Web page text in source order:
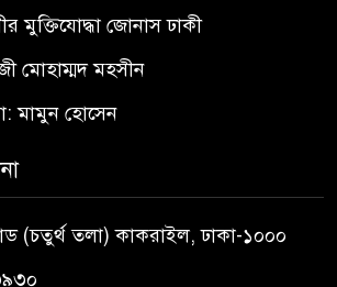
মুক্তিযোদ্ধা জোনাস ঢাকী
মোহাম্মদ মহসীন
মামুন হোসেন
(চতুর্থ তলা) কাকরাইল, ঢাকা-১০০০